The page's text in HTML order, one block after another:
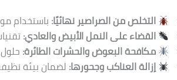
التخلص من الصراصير نهائيًا: باستخدام
القضاء على النمل الأبيض والعادي:
مكافحة البعوض والحشرات الطائرة:
إزالة العناكب وجحورها:لضمان بيئة